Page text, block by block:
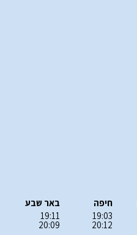
חיפה
19:03
20:12
באר שבע
19:11
20:09